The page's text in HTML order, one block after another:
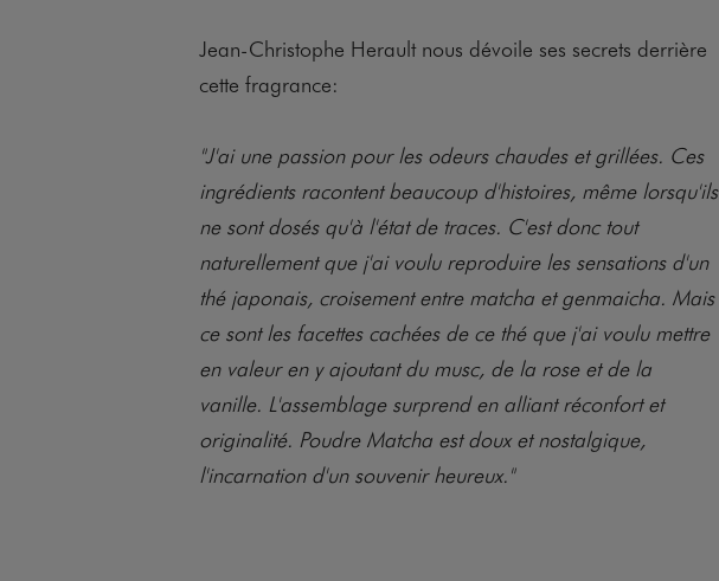
Jean-Christophe Herault nous dévoile ses secrets derrière
cette fragrance:
"J'ai une passion pour les odeurs chaudes et grillées. Ces
ingrédients racontent beaucoup d'histoires, même lorsqu'ils
ne sont dosés qu'à l'état de traces. C'est donc tout
naturellement que j'ai voulu reproduire les sensations d'un
thé japonais, croisement entre matcha et genmaicha. Mais
ce sont les facettes cachées de ce thé que j'ai voulu mettre
en valeur en y ajoutant du musc, de la rose et de la
vanille. L'assemblage surprend en alliant réconfort et
originalité. Poudre Matcha est doux et nostalgique,
l'incarnation d'un souvenir heureux."